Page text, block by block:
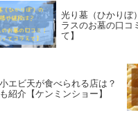
光り墓（ひかりぼ
ラスのお墓の口コ
て】
エビ天が食べられる店は？
紹介【ケンミンショー】